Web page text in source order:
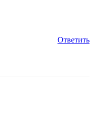
Ответить